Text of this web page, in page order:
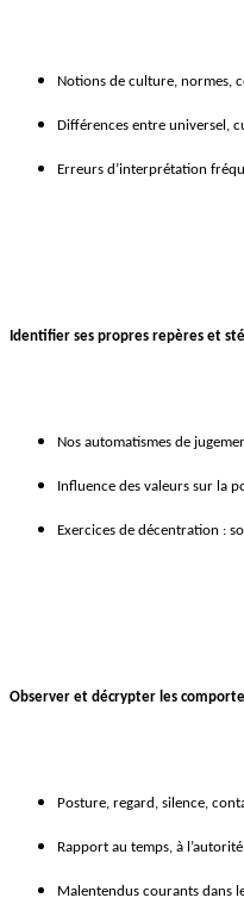
Notions de culture, normes,
Différences entre universel,
Erreurs d’interprétation
Identifier ses propres repères et
Nos automatismes de
Influence des valeurs sur la
Exercices de décentration :
Observer et décrypter les
Posture, regard, silence,
Rapport au temps, à
Malentendus courants dans